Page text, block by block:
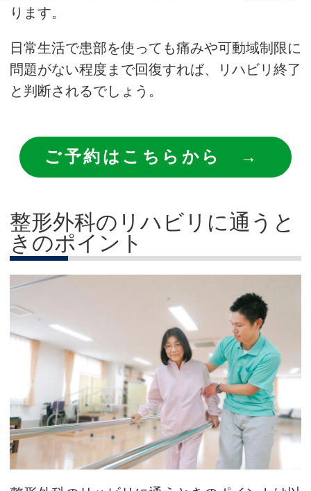
ります。
日常生活で患部を使っても痛みや可動域制限に
問題がない程度まで回復すれば、リハビリ終了
と判断されるでしょう。
ご予約はこちらから →
整形外科のリハビリに通うと
きのポイント